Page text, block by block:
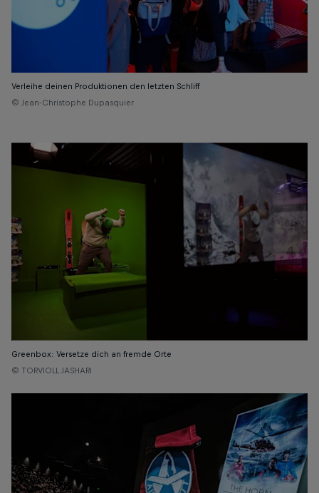
Verleihe deinen Produktionen den letzten Schliff
© Jean-Christophe Dupasquier
Greenbox: Versetze dich an fremde Orte
© TORVIOLL JASHARI